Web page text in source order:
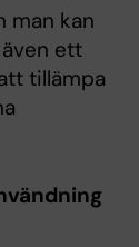
man kan
ett
tillämpa